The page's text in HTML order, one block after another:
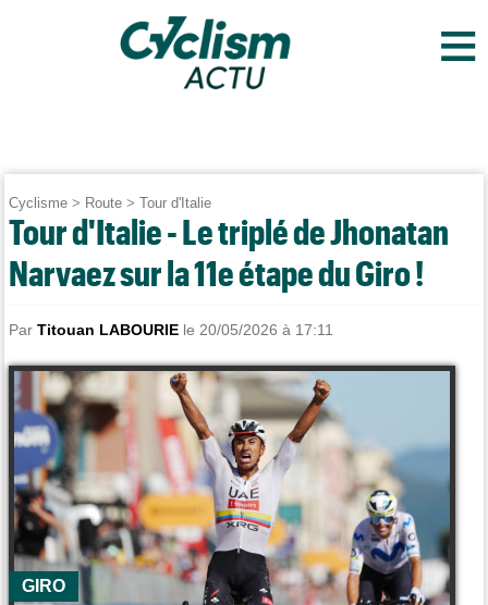
≡
Cyclisme > Route >Tour d'Italie
Tour d'Italie - Le triplé de Jhonatan
Narvaez sur la 11e étape du Giro !
ParTitouan LABOURIE le 20/05/2026 à 17:11
GIRO